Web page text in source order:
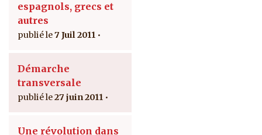
espagnols, grecs et
autres
7 Juil 2011
Démarche
transversale
27 juin 2011
Une révolution dans